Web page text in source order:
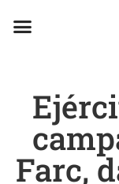
Farc,